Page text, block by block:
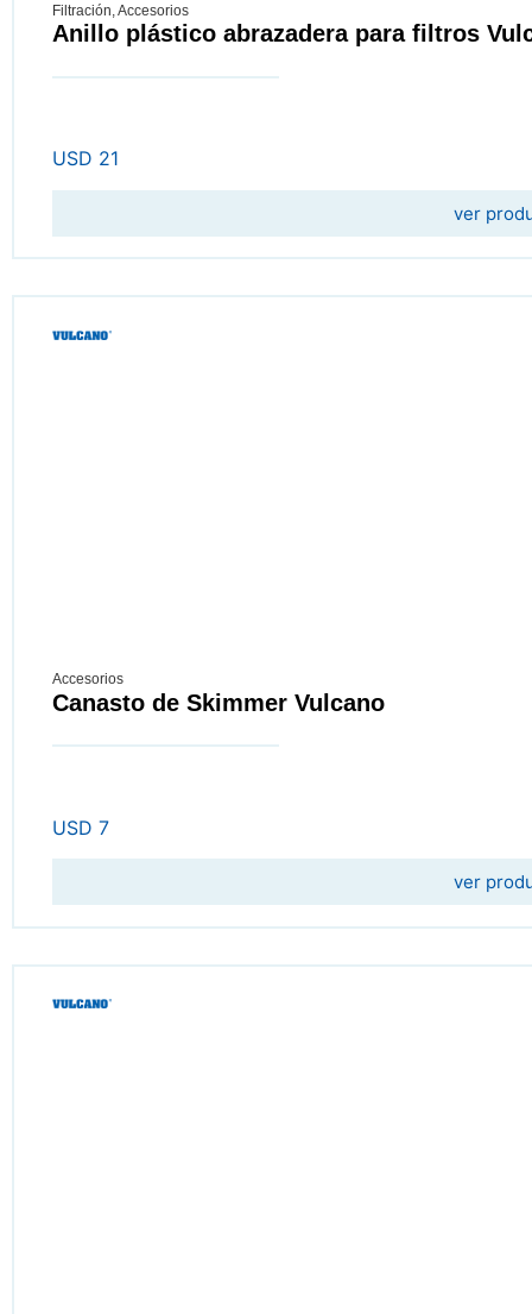
Filtración Accesorios
Anillo plástico abrazadera para filtros
USD 21
ver
Accesorios
Canasto de Skimmer Vulcano
USD 7
ver